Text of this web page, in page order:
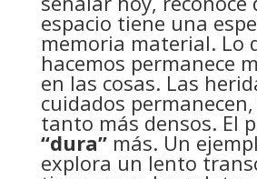
espacio tiene una
memoria material. Lo
hacemos permanece
en las cosas. Las
cuidados
tanto más densos. El
“dura”más. Un
explora un lento